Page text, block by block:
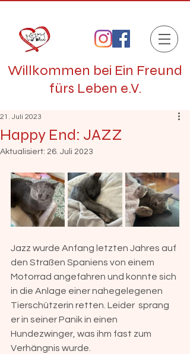
Willkommen bei Ein Freund
fürs Leben e.V.
Happy End: JAZZ
21. Juli 2023
Aktualisiert: 26. Juli 2023
Jazz wurde Anfang letzten Jahres auf
den Straßen Spaniens von einem
Motorrad angefahren und konnte sich
in die Anlage einer nahegelegenen
Tierschützerin retten. Leider  sprang
er in seiner Panik in einen
Hundezwinger, was ihm fast zum
Verhängnis wurde.